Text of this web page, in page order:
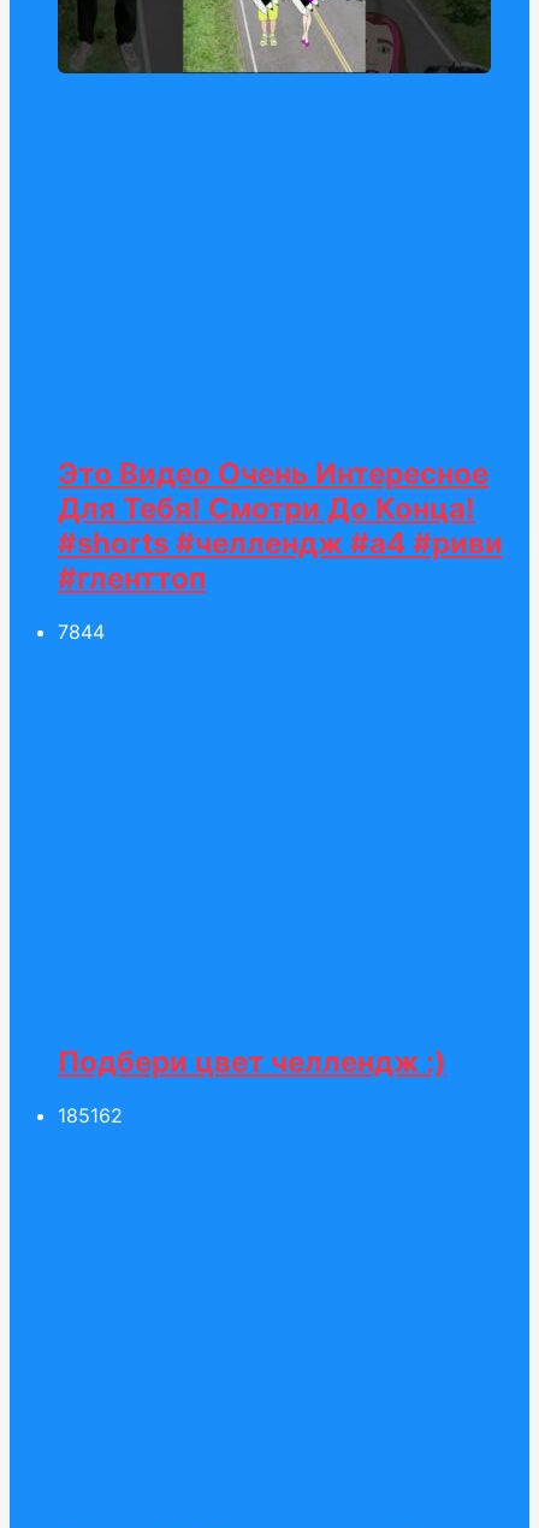
Это Видео Очень Интересное
Для Тебя! Смотри До Конца!
#shorts #челлендж #а4 #риви
#гленттоп
7844
Подбери цвет челлендж :)
185162